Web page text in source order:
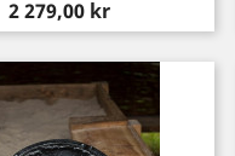
Pris
2 279,00 kr